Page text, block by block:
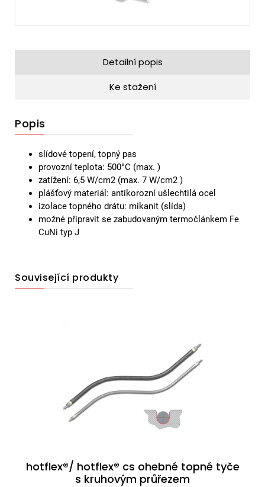
Detailní popis
Ke stažení
Popis
slídové topení, topný pas
provozní teplota: 500°C (max. )
zatížení: 6,5 W/cm2 (max. 7 W/cm2 )
plášťový materiál: antikorozní ušlechtilá ocel
izolace topného drátu: mikanit (slída)
možné připravit se zabudovaným termočlánkem Fe
CuNi typ J
Související produkty
hotflex®/ hotflex® cs ohebné topné tyče
s kruhovým průřezem